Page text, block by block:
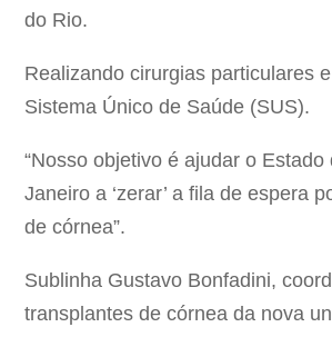
do Rio.
Realizando cirurgias particulares
Sistema Único de Saúde (SUS).
“Nosso objetivo é ajudar o Estado
Janeiro a ‘zerar’ a fila de espera
de córnea”.
Sublinha Gustavo Bonfadini,
transplantes de córnea da nova